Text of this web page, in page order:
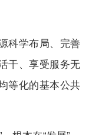
学布局、完善
干、享受服务无
等化的基本公共